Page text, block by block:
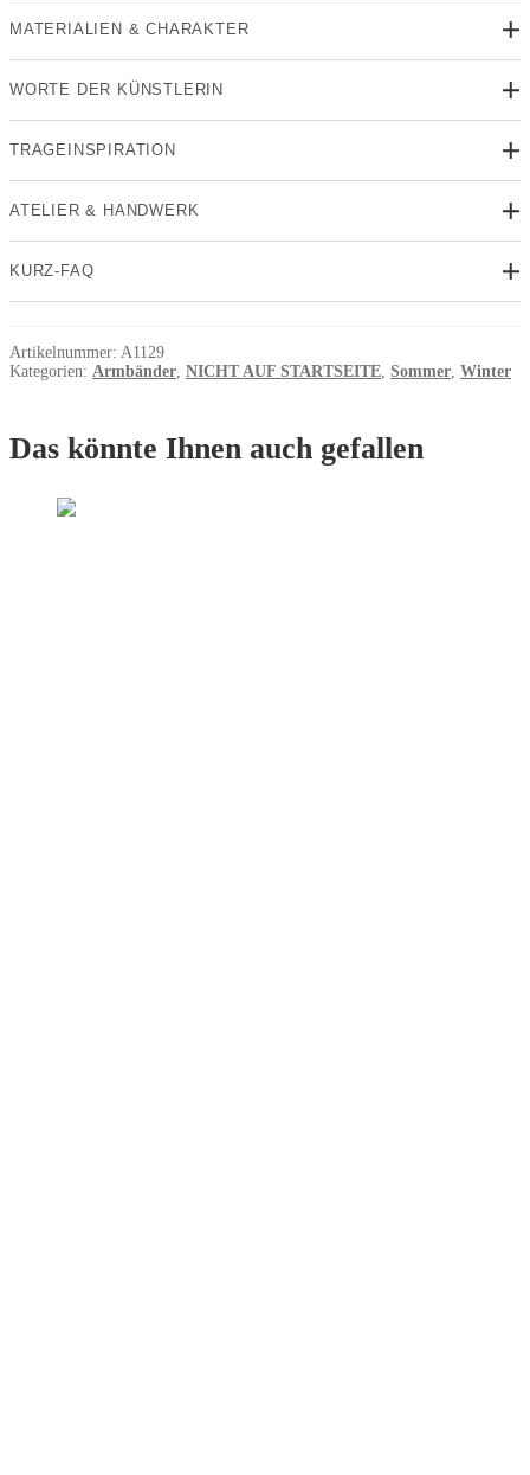
MATERIALIEN & CHARAKTER
WORTE DER KÜNSTLERIN
TRAGEINSPIRATION
ATELIER & HANDWERK
KURZ-FAQ
Artikelnummer: A1129
Kategorien: Armbänder, NICHT AUF STARTSEITE, Sommer, Winter
Das könnte Ihnen auch gefallen